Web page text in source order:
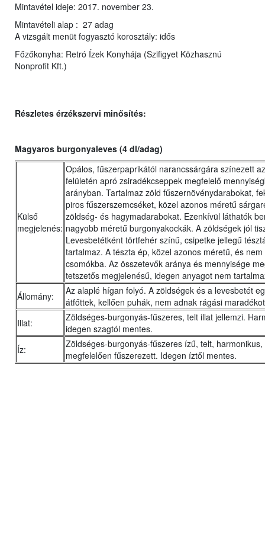
Mintavétel ideje: 2017. november 23.
Mintavételi alap : 27 adag
A vizsgált menüt fogyasztó korosztály: idős
Főzőkonyha: Retró Ízek Konyhája (Szifigyet Közhasznú
Nonprofit Kft.)
Részletes érzékszervi minősítés:
Magyaros burgonyaleves (4 dl/adag)
Külső
megjelenés:
Opálos, fűszerpaprikától narancssárgára színezett
felületén apró zsiradékcseppek megfelelő
arányban. Tartalmaz zöld fűszernövénydarabokat,
piros fűszerszemcséket, közel azonos méretű
zöldség- és hagymadarabokat. Ezenkívül láthatók
nagyobb méretű burgonyakockák. A zöldségek jól
Levesbetétként törtfehér színű, csipetke jellegű
tartalmaz. A tészta ép, közel azonos méretű, és nem
csomókba. Az összetevők aránya és mennyisége
tetszetős megjelenésű, idegen anyagot nem
Állomány:
Az alaplé hígan folyó. A zöldségek és a levesbetét
átfőttek, kellően puhák, nem adnak rágási
Illat:
Zöldséges-burgonyás-fűszeres, telt illat jellemzi.
idegen szagtól mentes.
Íz:
Zöldséges-burgonyás-fűszeres ízű, telt, harmonikus,
megfelelően fűszerezett. Idegen íztől mentes.